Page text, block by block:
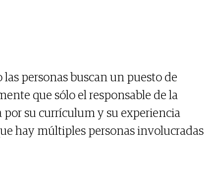
personas buscan un puesto de
que sólo el responsable de la
por su currículum y su experiencia
hay múltiples personas involucradas